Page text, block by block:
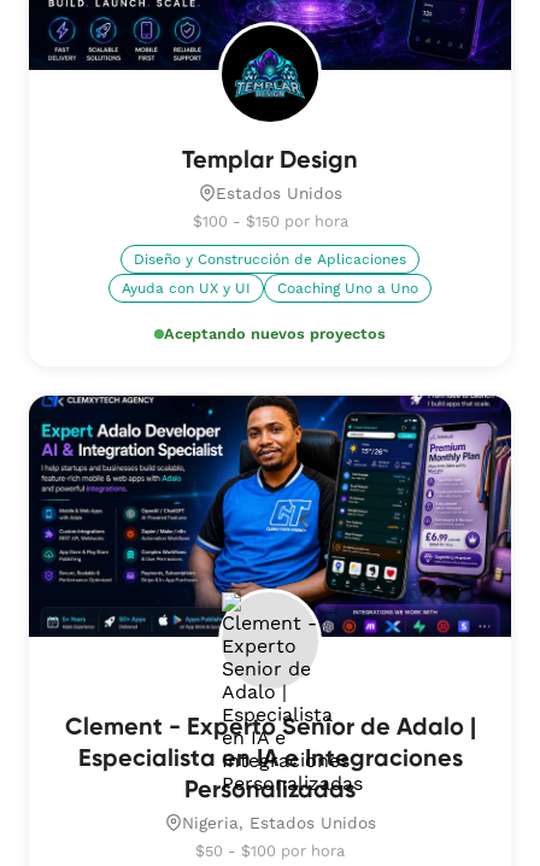
Templar Design
Estados Unidos
$100 - $150 por hora
Diseño y Construcción de Aplicaciones
Ayuda con UX y UI
Coaching Uno a Uno
Aceptando nuevos proyectos
Clement - Experto Senior de Adalo |
Especialista en IA e Integraciones
Personalizadas
Nigeria, Estados Unidos
$50 - $100 por hora